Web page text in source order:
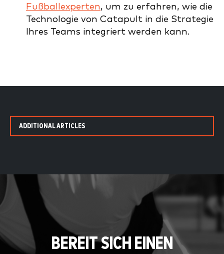
Fußballexperten, um zu erfahren, wie die
Technologie von Catapult in die Strategie
Ihres Teams integriert werden kann.
ADDITIONAL ARTICLES
BEREIT SICH EINEN